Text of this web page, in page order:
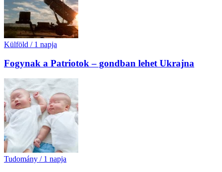
Külföld / 1 napja
Fogynak a Patriotok – gondban lehet Ukrajna
Tudomány / 1 napja